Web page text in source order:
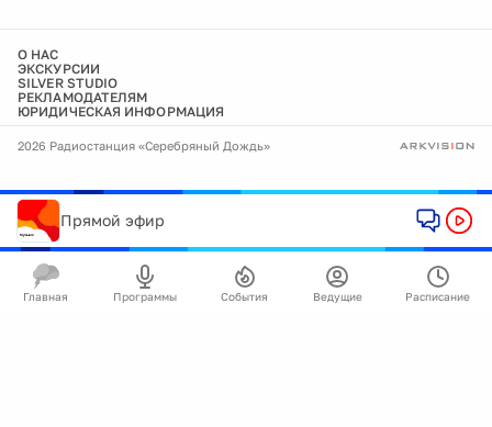
О НАС
ЭКСКУРСИИ
SILVER STUDIO
РЕКЛАМОДАТЕЛЯМ
ЮРИДИЧЕСКАЯ ИНФОРМАЦИЯ
2026 Радиостанция «Серебряный Дождь»
Прямой эфир
Главная Программы События Ведущие Расписание